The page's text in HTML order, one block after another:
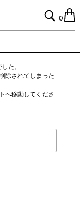
0
た。
除されてしまった
へ移動してくださ